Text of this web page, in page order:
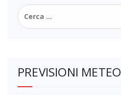
Ricerca
per:
PREVISIONI METEO